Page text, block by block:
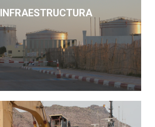
INFRAESTRUCTURA